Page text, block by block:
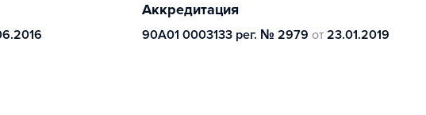
Аккредитация
90А01 0003133 рег. № 2979 от 23.01.2019